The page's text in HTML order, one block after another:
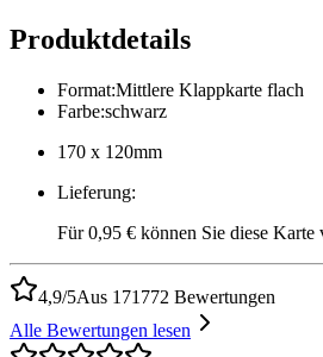
Produktdetails
Format:Mittlere Klappkarte flach
Farbe:schwarz
170 x 120mm
Lieferung:
Für 0,95 € können Sie diese Karte
4,9/5Aus 171772 Bewertungen
Alle Bewertungen lesen